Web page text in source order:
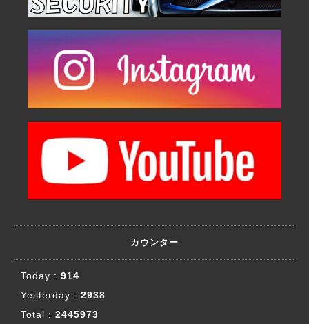
カウンター
Today : 914
Yesterday : 2938
Total : 2445973